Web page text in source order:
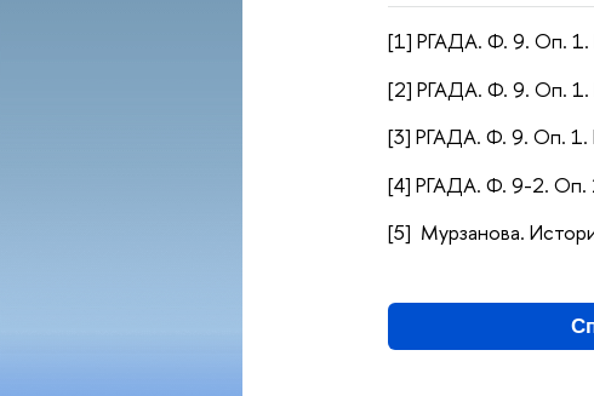
[1] РГАДА. Ф. 9. Оп. 1.
[2] РГАДА. Ф. 9. Оп. 1.
[3] РГАДА. Ф. 9. Оп. 1.
[4] РГАДА. Ф. 9-2. Оп.
[5] Мурзанова.